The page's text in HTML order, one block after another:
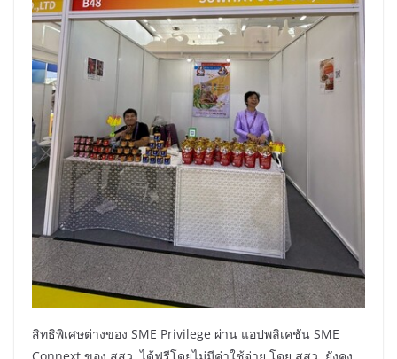
สิทธิพิเศษต่างของ SME Privilege ผ่าน แอปพลิเคชัน SME